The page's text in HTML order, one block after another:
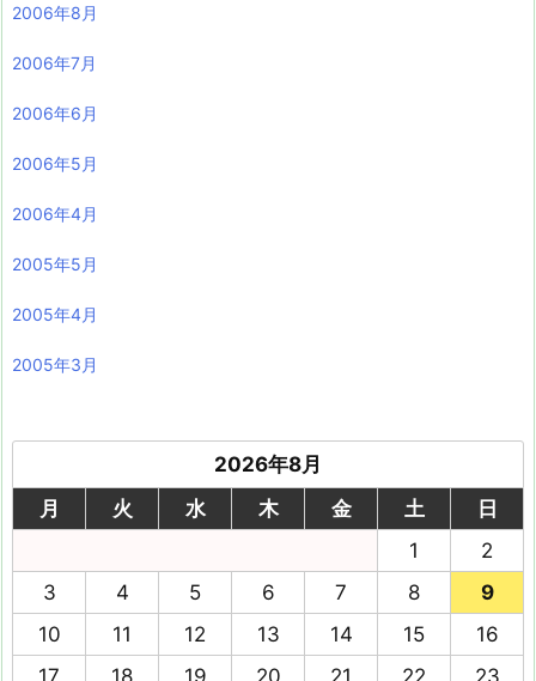
2006年8月
2006年7月
2006年6月
2006年5月
2006年4月
2005年5月
2005年4月
2005年3月
2026年8月
月
火 水 木 金 土
日
1
2
3
4 5 6 7 8
9
10
11 12 13 14 15
16
17
18 19 20 21 22 23